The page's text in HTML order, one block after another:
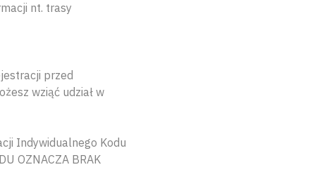
nt. trasy
przed
wziąć udział w
Indywidualnego Kodu
OZNACZA BRAK